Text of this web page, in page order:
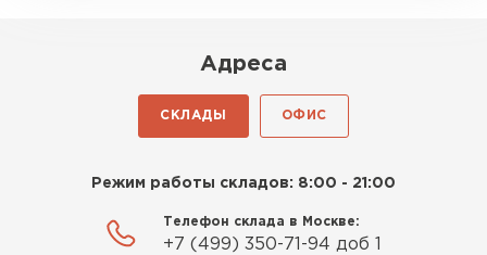
Адреса
СКЛАДЫ ОФИС
Режим работы складов: 8:00 - 21:00
Телефон склада в Москве:
+7 (499) 350-71-94 доб 1